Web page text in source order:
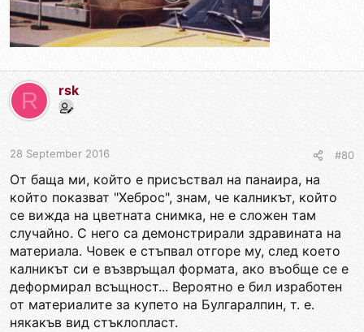
R rsk
28 September 2016 #80
От баща ми, който е присъствал на панаира, на
който показват "Хеброс", знам, че калникът, който
се вижда на цветната снимка, не е сложен там
случайно. С него са демонстрирали здравината на
материала. Човек е стъпвал отгоре му, след което
калникът си е възвръщал формата, ако въобще се е
деформирал всъщност... Вероятно е бил изработен
от материалите за купето на Булгаралпин, т. е.
някакъв вид стъклопласт.